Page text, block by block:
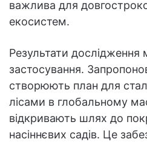
важлива для
екосистем.
Результати
застосування.
створюють план для
лісами в глобальному
відкривають шлях до
насіннєвих садів. Це